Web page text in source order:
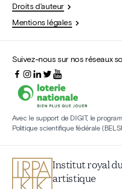
Droits d'auteur
Mentions légales
Suivez-nous sur nos réseaux
Avec le support de DIGIT, le
Politique scientifique fédérale
Institut royal
artistique